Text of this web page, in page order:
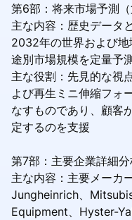
第6部：将来市場予測（
主な内容：歴史データ
2032年の世界および
途別市場規模を定量予
主な役割：先見的な視
よび再生ミニ伸縮フォ
なすものであり、顧客
定するのを支援
第7部：主要企業詳細分
主な内容：主要メーカ
Jungheinrich、
Equipment、Hyster-